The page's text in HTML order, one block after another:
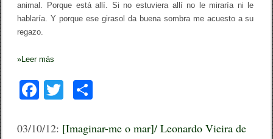
animal. Porque está allí. Si no estuviera allí no le miraría ni le
hablaría. Y porque ese girasol da buena sombra me acuesto a su
regazo.
»Leer más
F
c
tt
m
03/10/12: [Imaginar-me o mar]/ Leonardo Vieira de